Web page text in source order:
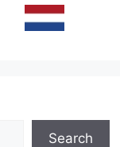
Search